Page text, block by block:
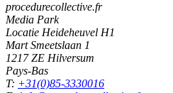
procedurecollective.fr
Media Park
Locatie Heideheuvel H1
Mart Smeetslaan 1
1217 ZE Hilversum
Pays-Bas
T: +31(0)85-3330016